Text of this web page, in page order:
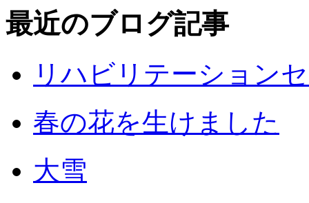
最近のブログ記事
リハビリテーション
春の花を生けました
大雪